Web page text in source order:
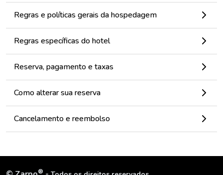
Regras e políticas gerais da hospedagem
Regras específicas do hotel
Reserva, pagamento e taxas
Como alterar sua reserva
Cancelamento e reembolso
®